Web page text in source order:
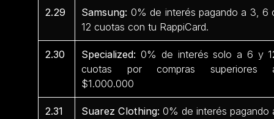
2.29 Samsung: 0% de interés pagando a 3, 6
12 cuotas con tu RappiCard.
2.30 Specialized:0% de interés solo a 6 y
cuotas por compras superiores
$1.000.000
2.31 Suarez Clothing: 0% de interés pagando